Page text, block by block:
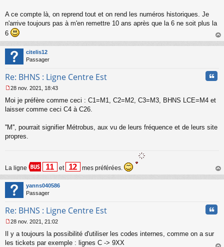
s
g
e
n
o
n
l
A ce compte là, on reprend tout et on rend les numéros historiques. Je
n'arrive toujours pas à m'en remettre 10 ans après que la 6 ne soit plus la
6
au
citelis12
Passager
Re: BHNS : Ligne Centre Est
e
s
a
g
e
l
u
28 nov. 2021, 18:43
Moi je préfère comme ceci : C1=M1, C2=M2, C3=M3, BHNS LCE=M4 et
laisser comme ceci C4 à C26.
''M'', pourrait signifier Métrobus, aux vu de leurs fréquence et de leurs site
propres.
La ligne et mes préférées.
au
yanns040586
Passager
Re: BHNS : Ligne Centre Est
e
s
28 nov. 2021, 21:02
Il y a toujours la possibilité d'utiliser les codes internes, comme on a sur
les tickets par exemple : lignes C -> 9XX